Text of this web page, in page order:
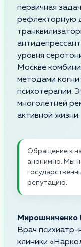
первичная
рефлекторную
уровня
Москве
методами
психотерапии.
многолетней
активной жизни.
Обращение к
анонимно. Мы
репутацию.
Мирошниченко
Врач психиатр-
клиники